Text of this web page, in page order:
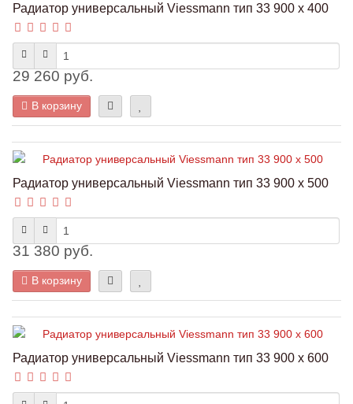
Радиатор универсальный Viessmann тип 33 900 x 400
29 260 руб.
В корзину
Радиатор универсальный Viessmann тип 33 900 x 500
31 380 руб.
В корзину
Радиатор универсальный Viessmann тип 33 900 x 600